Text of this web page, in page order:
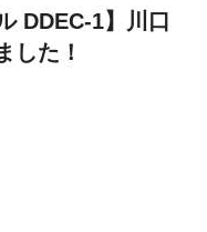
DDEC-1】川口
した！